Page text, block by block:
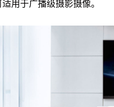
用于广播级摄影摄像。